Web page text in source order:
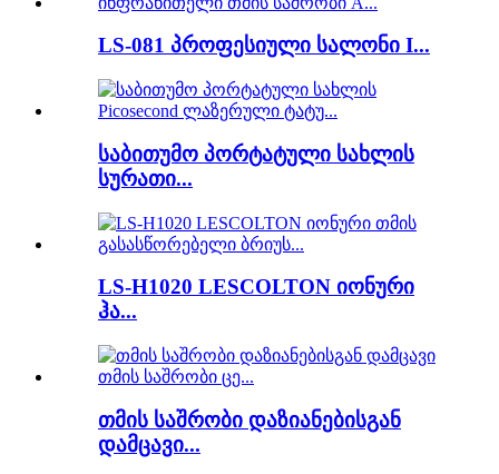
LS-081 პროფესიული სალონი I...
საბითუმო პორტატული სახლის
სურათი...
LS-H1020 LESCOLTON იონური
ჰა...
თმის საშრობი დაზიანებისგან
დამცავი...